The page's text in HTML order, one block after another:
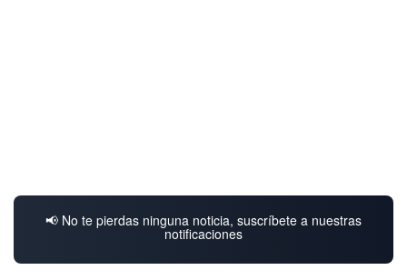
📢 No te pierdas ninguna noticia, suscríbete a nuestras
notificaciones